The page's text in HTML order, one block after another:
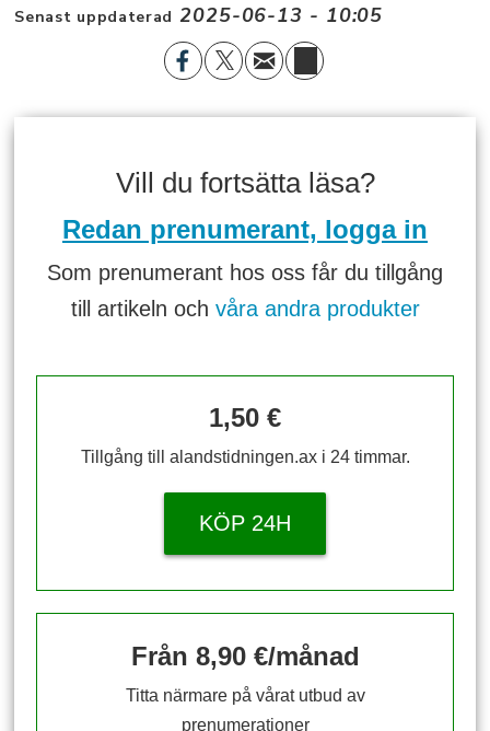
Senast uppdaterad 2025-06-13 - 10:05
Vill du fortsätta läsa?
Redan prenumerant, logga in
Som prenumerant hos oss får du tillgång
till artikeln och våra andra produkter
1,50 €
Tillgång till alandstidningen.ax i 24 timmar.
KÖP 24H
Från 8,90 €/månad
Titta närmare på vårat utbud av
prenumerationer